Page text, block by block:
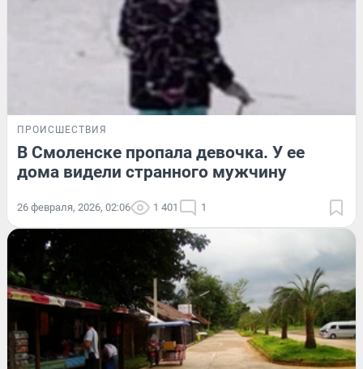
ПРОИСШЕСТВИЯ
В Смоленске пропала девочка. У ее
дома видели странного мужчину
26 февраля, 2026, 02:06 1 401 1